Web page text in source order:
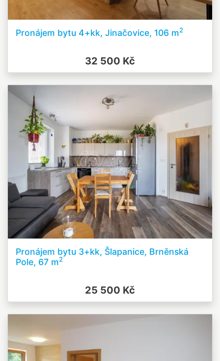
Pronájem bytu 4+kk, Jinačovice, 106 m2
32 500 Kč
Pronájem bytu 3+kk, Šlapanice, Brněnská
Pole, 67 m2
25 500 Kč